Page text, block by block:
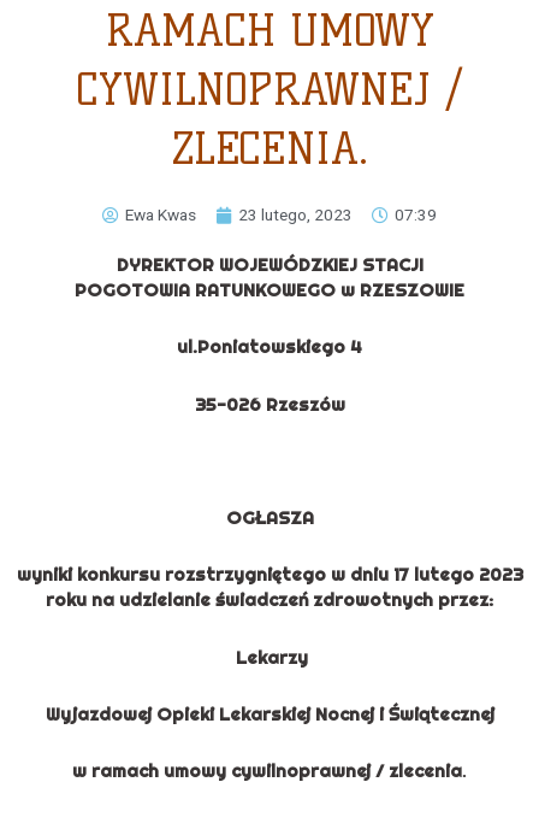
RAMACH UMOWY
CYWILNOPRAWNEJ /
ZLECENIA.
Ewa Kwas 23 lutego, 2023 07:39
DYREKTOR WOJEWÓDZKIEJ STACJI
POGOTOWIA RATUNKOWEGO w RZESZOWIE
ul.Poniatowskiego 4
35-026 Rzeszów
OGŁASZA
wyniki konkursu rozstrzygniętego w dniu 17 lutego 2023
roku na udzielanie świadczeń zdrowotnych przez:
Lekarzy
Wyjazdowej Opieki Lekarskiej Nocnej i Świątecznej
w ramach umowy cywilnoprawnej / zlecenia.